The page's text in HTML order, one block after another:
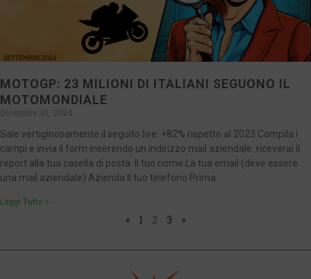
MOTOGP: 23 MILIONI DI ITALIANI SEGUONO IL
MOTOMONDIALE
Dicembre 30, 2024
Sale vertiginosamente il seguito live: +82% rispetto al 2023 Compila i
campi e invia il form inserendo un indirizzo mail aziendale: riceverai il
report alla tua casella di posta. Il tuo nome La tua email (deve essere
una mail aziendale) Azienda Il tuo telefono Prima
Leggi Tutto »
« 1 2 3 »